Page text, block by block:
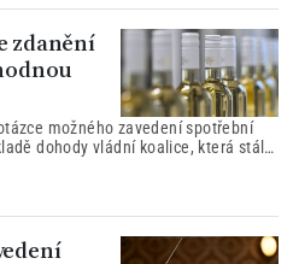
zdanění
možného zavedení spotřební
dohody vládní koalice, která stále